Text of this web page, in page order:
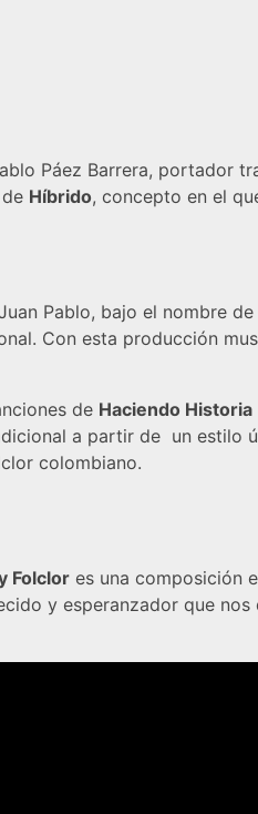
Páez Barrera, portador
Híbrido, concepto en el
Pablo, bajo el nombre de
Con esta producción
de Haciendo Historia
a partir de un estilo
colombiano.
Folclor es una composición
y esperanzador que